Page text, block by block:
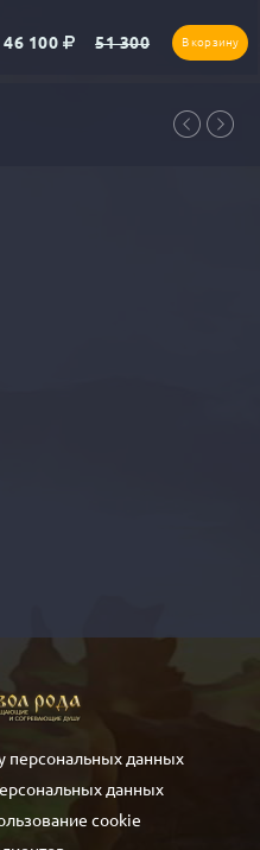
46 100 51 300 В корзину
персональных данных
данных
cookie